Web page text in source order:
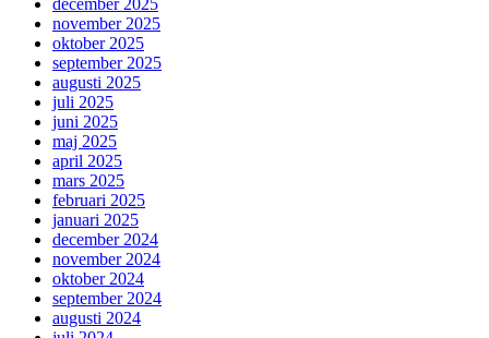
december 2025
november 2025
oktober 2025
september 2025
augusti 2025
juli 2025
juni 2025
maj 2025
april 2025
mars 2025
februari 2025
januari 2025
december 2024
november 2024
oktober 2024
september 2024
augusti 2024